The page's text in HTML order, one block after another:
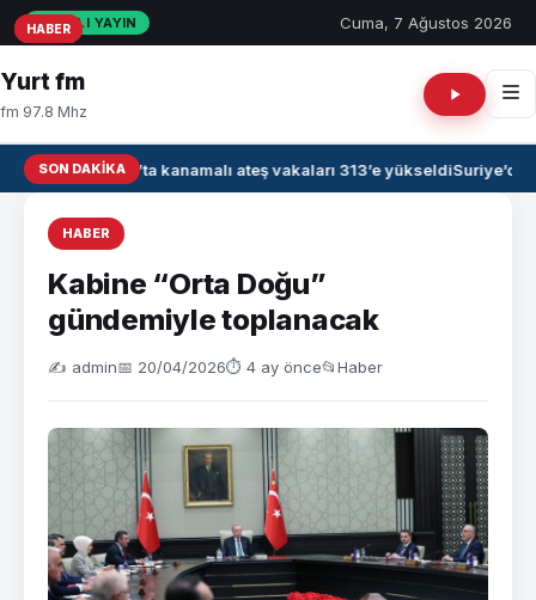
CANLI YAYIN Cuma, 7 Ağustos 2026
Yurt fm
fm 97.8 Mhz
SON DAKIKAIrak’ta kanamalı ateş vakaları 313’e yükseldiSuriye’de
HABER
Kabine “Orta Doğu”
gündemiyle toplanacak
✍️ admin📅 20/04/2026⏱ 4 ay önce📂Haber
HABER
HABER
HABER